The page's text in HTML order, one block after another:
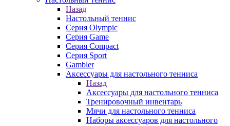
Назад
Настольный теннис
Серия Olympic
Серия Game
Серия Compact
Серия Sport
Gambler
Аксессуары для настольного тенниса
Назад
Аксессуары для настольного тенниса
Тренировочный инвентарь
Мячи для настольного тенниса
Наборы аксессуаров для настольного